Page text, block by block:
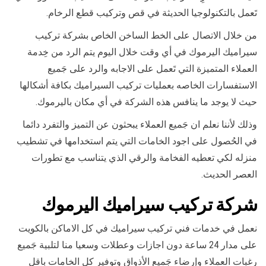
تَعمل بالتكنولوجيا الحديثة في قص وتركيب قطع الرخام.
من خلال الاتصال على الخط الساخن الخاص بشركة تركيب
سيراميك اليرموك في أي وقت خلال اليوم يتم الرد من خِدمة
العملاء المتميزة التي تَعمل على الاجابه والرد على جَميع
الاستفسارات الخاصه بعمليات تركيب السيراميك بكافة أشكالها
حيث لا يوجد ما ينافس هذه الشركة في أي مكان باليرموك.
وذلك لأننا نعلم ان جَميع العملاء يبحثون عن التميز والتفرد دائما
في الحُصول على اجود الخامات التي يتم استخدامها في تشطيب
منزله لكي تعطيه الفخامة والرقي الذي يتناسب مع تطورات
العصر الحديث.
شركة تركيب سيراميك اليرموك
نعمل في خدمات فني تركيب سيراميك في كل الاماكن بالكويت
على مدار 24 ساعة دون اجازات وعطلات وسعيا منا لتلبية جَميع
رغبات العملاء وإرضاء جَميع الأذواق وتوفير كل الخامات باقل